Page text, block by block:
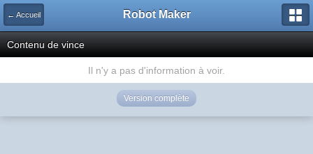
← Accueil Robot Maker
Contenu de vince
Il n'y a pas d'information à voir.
Version complète